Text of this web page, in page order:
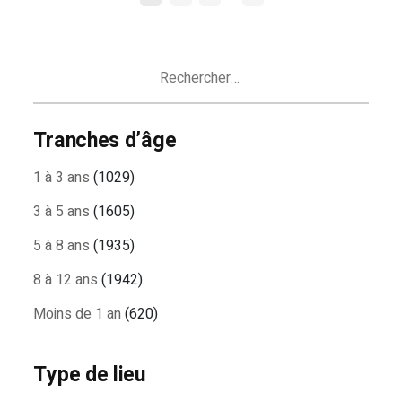
Tranches d’âge
1 à 3 ans (1029)
3 à 5 ans (1605)
5 à 8 ans (1935)
8 à 12 ans (1942)
Moins de 1 an (620)
Type de lieu